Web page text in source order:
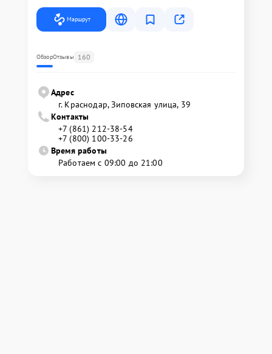
Маршрут
ОбзорОтзывы 160
Адрес
г. Краснодар, Зиповская улица, 39
Контакты
+7 (861) 212-38-54
+7 (800) 100-33-26
Время работы
Работаем с 09:00 до 21:00